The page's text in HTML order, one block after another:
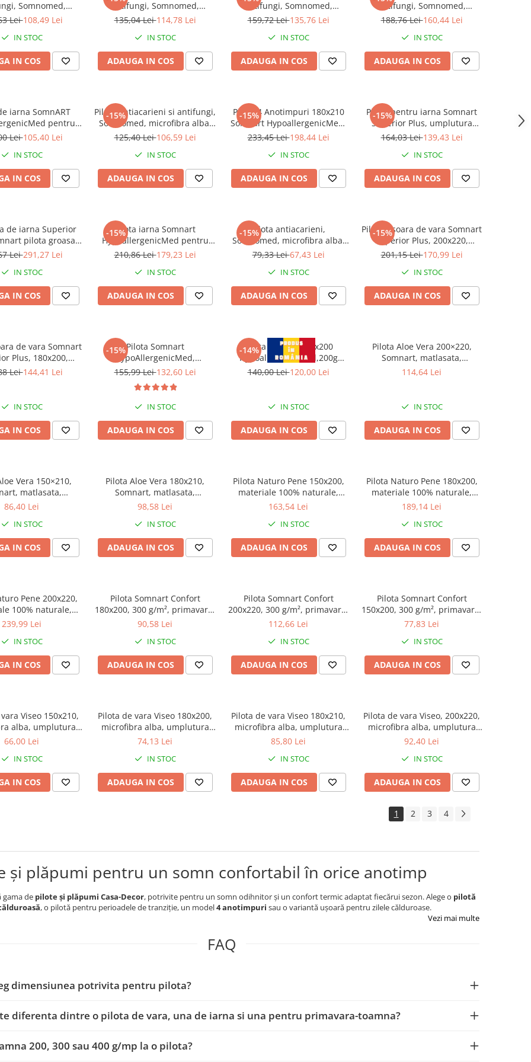
Somnomed,
alba, 140x200,
400 gsm
Lei108,49 Lei
IN STOC
IN COS
antifungi, Somnomed,
microfibra alba, 150x200,
400 gsm
135,04 Lei114,78 Lei
IN STOC
ADAUGA IN COS
antifungi, Somnomed,
microfibra alba, 180x200,
400 gsm
159,72 Lei135,76 Lei
IN STOC
ADAUGA IN COS
antifungi, Somnomed,
microfibra alba, 200x220,
400 gsm
188,76 Lei160,44 Lei
IN STOC
ADAUGA IN COS
iarna SomnART
pentru
rece / pentru iarna
Lei105,40 Lei
IN STOC
IN COS
-15%
Pilota antiacarieni si antifungi,
Somnomed, microfibra alba,
200x220, umplutura de vara,
125,40 Lei106,59 Lei
IN STOC
ADAUGA IN COS
-15%
Pilota 4 Anotimpuri 180x210
Somnart HypoallergenicMed,
medicinala si hipoalergenica,
grade, izolatie termica
233,45 Lei198,44 Lei
IN STOC
ADAUGA IN COS
-15%
Pilota pentru iarna Somnart
Superior Plus, umplutura
calduroasa 400 gsm, tesatura
164,03 Lei139,43 Lei
IN STOC
ADAUGA IN COS
de iarna Superior
pilota groasa
cm + 2 perne 50x70
Lei291,27 Lei
IN STOC
IN COS
-15%
Pilota iarna Somnart
HypoallergenicMed pentru
anotimp rece, 220x240
210,86 Lei179,23 Lei
IN STOC
ADAUGA IN COS
-15%Pilota antiacarieni,
Somnomed, microfibra alba,
120x200, umplutura de
79,33 Lei67,43 Lei
IN STOC
ADAUGA IN COS
-15%
Pilota Usoara de vara Somnart
Superior Plus, 200x220,
tesatura bumbac, umplutura
201,15 Lei170,99 Lei
IN STOC
ADAUGA IN COS
de vara Somnart
Plus, 180x200,
umplutura
Lei144,41 Lei
IN STOC
IN COS
-15%Pilota Somnart
HypoAllergenicMed,
microfibra 200g, 200 x 220 cm,
155,99 Lei132,60 Lei
IN STOC
ADAUGA IN COS
-14%
Pilota de vara 150x200
HypoallergenicMed,200g
PLT11
140,00 Lei120,00 Lei
IN STOC
ADAUGA IN COS
Pilota Aloe Vera 200×220,
Somnart, matlasata,
umplutura medie-groasa 300
114,64 Lei
IN STOC
ADAUGA IN COS
Vera 150×210,
matlasata,
medie-groasa 300
toamna
86,40 Lei
IN STOC
IN COS
Pilota Aloe Vera 180x210,
Somnart, matlasata,
umplutura medie-groasa 300
toamna
98,58 Lei
IN STOC
ADAUGA IN COS
Pilota Naturo Pene 150x200,
materiale 100% naturale,
tesatura bumbac, mentine
163,54 Lei
IN STOC
ADAUGA IN COS
Pilota Naturo Pene 180x200,
materiale 100% naturale,
tesatura bumbac, mentine
189,14 Lei
IN STOC
ADAUGA IN COS
Pene 200x220,
100% naturale,
bumbac, mentine
239,99 Lei
IN STOC
IN COS
Pilota Somnart Confort
180x200, 300 g/m², primavara-
toamna
90,58 Lei
IN STOC
ADAUGA IN COS
Pilota Somnart Confort
200x220, 300 g/m², primavara-
toamna
112,66 Lei
IN STOC
ADAUGA IN COS
Pilota Somnart Confort
150x200, 300 g/m², primavara-
toamna
77,83 Lei
IN STOC
ADAUGA IN COS
Viseo 150x210,
alba, umplutura
gr/mp, vidata
66,00 Lei
IN STOC
IN COS
Pilota de vara Viseo 180x200,
microfibra alba, umplutura
200 gr/mp, vidata
74,13 Lei
IN STOC
ADAUGA IN COS
Pilota de vara Viseo 180x210,
microfibra alba, umplutura
200 gr/mp, vidata
85,80 Lei
IN STOC
ADAUGA IN COS
Pilota de vara Viseo, 200x220,
microfibra alba, umplutura
200 gr/mp, vidata
92,40 Lei
IN STOC
ADAUGA IN COS
1 2 3 4
și plăpumi pentru un somn confortabil în orice anotimp
gama de pilote și plăpumi Casa-Decor, potrivite pentru un somn odihnitor și un confort termic adaptat fiecărui sezon. Alege o pilotă
, o pilotă pentru perioadele de tranziție, un model4 anotimpuri sau o variantă ușoară pentru zilele călduroase.
Vezi mai multe
FAQ
dimensiunea potrivita pentru pilota?
diferenta dintre o pilota de vara, una de iarna si una pentru primavara-toamna?
200, 300 sau 400 g/mp la o pilota?